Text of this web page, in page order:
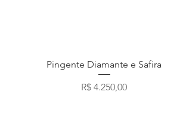
Visualização rápida
Pingente Diamante e Safira
Preço
R$ 4.250,00